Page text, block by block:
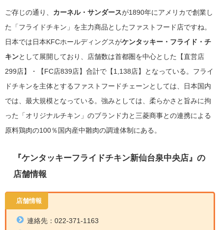
ご存じの通り、 カーネル・サンダースが1890年にアメリカで創業し
た「フライドチキン」を主力商品としたファストフード店ですね。
日本では日本KFCホールディングスがケンタッキー・フライド・チ
キンとして展開しており、店舗数は首都圏を中心とした【直営店
299店】・【FC店839店】合計で【1,138店】となっている。フライ
ドチキンを主体とするファストフードチェーンとしては、日本国内
では、最大規模となっている。強みとしては、柔らかさと旨みに拘
った「オリジナルチキン」のブランド力と三菱商事との連携による
原料鶏肉の100％国内産中雛肉の調達体制にある。
『ケンタッキーフライドチキン新仙台泉中央店』の
店舗情報
店舗情報
連絡先：022-371-1163